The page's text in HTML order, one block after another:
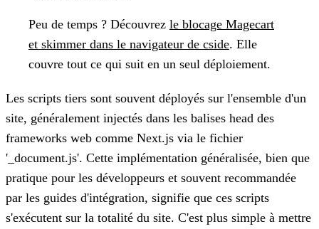
Peu de temps ? Découvrez le blocage Magecart
et skimmer dans le navigateur de cside. Elle
couvre tout ce qui suit en un seul déploiement.
Les scripts tiers sont souvent déployés sur l'ensemble d'un
site, généralement injectés dans les balises head des
frameworks web comme Next.js via le fichier
'_document.js'. Cette implémentation généralisée, bien que
pratique pour les développeurs et souvent recommandée
par les guides d'intégration, signifie que ces scripts
s'exécutent sur la totalité du site. C'est plus simple à mettre